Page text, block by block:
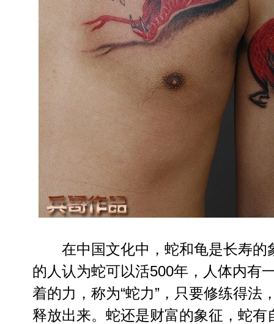
在中国文化中，蛇和龟是长寿的
的人认为蛇可以活500年，人体内有
着的力，称为“蛇力”，只要修练得法
释放出来。蛇还是财富的象征，蛇有